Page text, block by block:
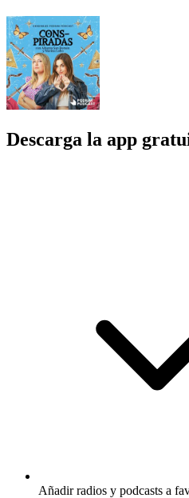
Descarga la app
Añadir radios y podcasts a